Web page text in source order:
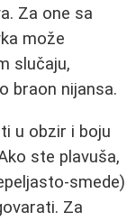
Za one sa
može
slučaju,
braon nijansa.
u obzir i boju
ste plavuša,
smede)
Za